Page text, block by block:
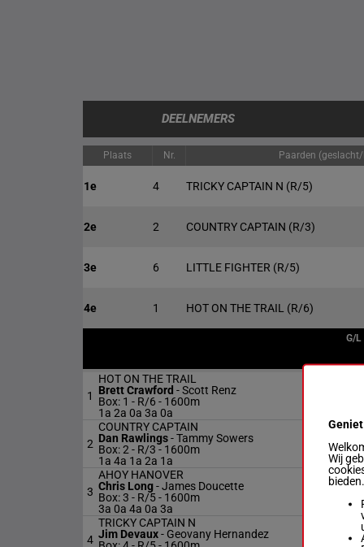
DEELNEMERS
Plaats Nr. Paarden
1e 4 TRICKY CAPTAIN N (R/5)
2e 2 COUNTRY CAPTAIN (R/3)
3e 6 LITTLE FIGHTER (R/5)
4e 1 HOT ON THE TRAIL (R/6)
G/L
1
HOT ON THE TRAIL
Brett Crawford -Scott Renz
Box: 1 - R/6 - 1600m
1a 2a 0a 3a 0a
2
COUNTRY CAPTAIN
Dan Rawlings-Tammy Sowers
Box: 2 - R/3 - 1600m
1a 4a 1a 2a 1a
R/3
3
AHOY HANOVER
Chris Long-James Doucette
Box: 3 - R/5 - 1600m
3a 0a 4a 0a 3a
4
TRICKY CAPTAIN N
Jim Devaux- Geovany Hernandez
R/5
Wij